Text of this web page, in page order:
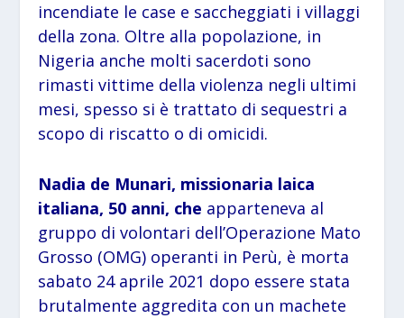
incendiate le case e saccheggiati i villaggi
della zona. Oltre alla popolazione, in
Nigeria anche molti sacerdoti sono
rimasti vittime della violenza negli ultimi
mesi, spesso si è trattato di sequestri a
scopo di riscatto o di omicidi.
Nadia de Munari, missionaria laica
italiana, 50 anni, che apparteneva al
gruppo di volontari dell’Operazione Mato
Grosso (OMG) operanti in Perù, è morta
sabato 24 aprile 2021 dopo essere stata
brutalmente aggredita con un machete